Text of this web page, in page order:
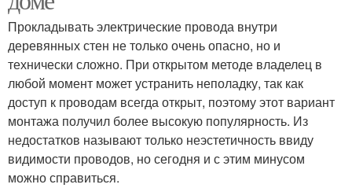
Прокладывать электрические провода внутри
деревянных стен не только очень опасно, но и
технически сложно. При открытом методе владелец в
любой момент может устранить неполадку, так как
доступ к проводам всегда открыт, поэтому этот вариант
монтажа получил более высокую популярность. Из
недостатков называют только неэстетичность ввиду
видимости проводов, но сегодня и с этим минусом
можно справиться.